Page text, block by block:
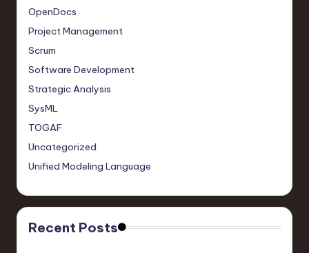
OpenDocs
Project Management
Scrum
Software Development
Strategic Analysis
SysML
TOGAF
Uncategorized
Unified Modeling Language
Recent Posts